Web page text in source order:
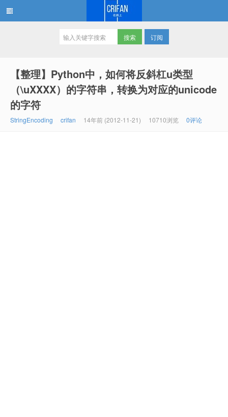
订阅
【整理】Python中，如何将反斜杠u类型
（\uXXXX）的字符串，转换为对应的unicode
的字符
StringEncoding crifan 14年前 (2012-11-21) 10710浏览 0评论